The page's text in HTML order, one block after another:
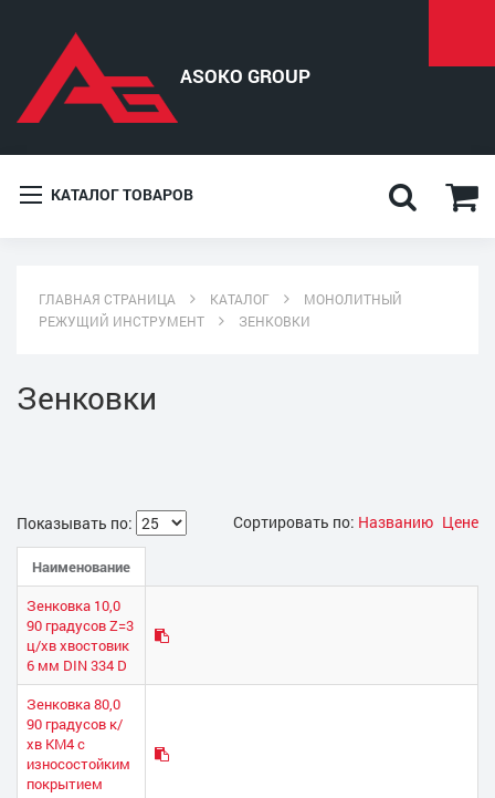
КАТАЛОГ ТОВАРОВ
ГЛАВНАЯ СТРАНИЦА КАТАЛОГ
МОНОЛИТНЫЙ
РЕЖУЩИЙ ИНСТРУМЕНТ
ЗЕНКОВКИ
Зенковки
Показывать по: Сортировать по: Названию Цене
Наименование
Зенковка 10,0
90 градусов Z=3
ц/хв хвостовик
6 мм DIN 334 D
Зенковка 80,0
90 градусов к/
хв КМ4 с
износостойким
покрытием